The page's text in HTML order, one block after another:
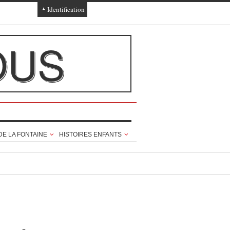
Identification
Ajout texte ou poème
LA FONTAINE HISTOIRES ENFANTS